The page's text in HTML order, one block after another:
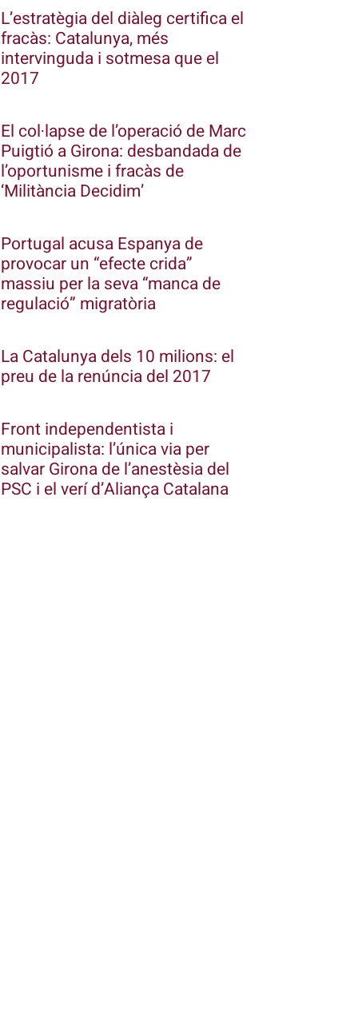
L’estratègia del diàleg certifica el
fracàs: Catalunya, més
intervinguda i sotmesa que el
2017
El col·lapse de l’operació de Marc
Puigtió a Girona: desbandada de
l’oportunisme i fracàs de
‘Militància Decidim’
Portugal acusa Espanya de
provocar un “efecte crida”
massiu per la seva “manca de
regulació” migratòria
La Catalunya dels 10 milions: el
preu de la renúncia del 2017
Front independentista i
municipalista: l’única via per
salvar Girona de l’anestèsia del
PSC i el verí d’Aliança Catalana